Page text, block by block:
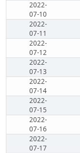
2022-
07-10
2022-
07-11
2022-
07-12
2022-
07-13
2022-
07-14
2022-
07-15
2022-
07-16
2022-
07-17